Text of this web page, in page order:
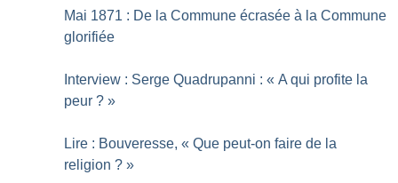
Mai 1871 : De la Commune écrasée à la Commune
glorifiée
Interview : Serge Quadrupanni : « A qui profite la
peur ? »
Lire : Bouveresse, « Que peut-on faire de la
religion ? »